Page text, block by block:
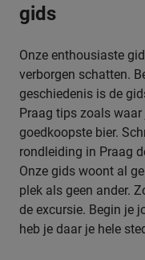
gids
Onze enthousiaste
verborgen schatten.
geschiedenis is de
Praag tips zoals
goedkoopste bier.
rondleiding in Praag
Onze gids woont al
plek als geen ander.
de excursie. Begin je
heb je daar je hele